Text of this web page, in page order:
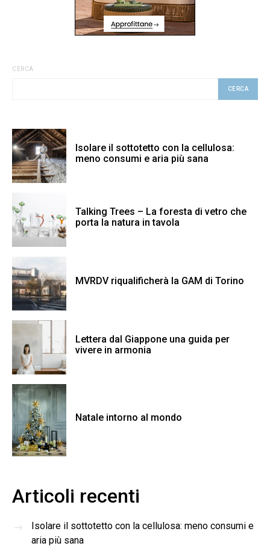
CERCA
CERCA
Isolare il sottotetto con la cellulosa:
meno consumi e aria più sana
Talking Trees – La foresta di vetro che
porta la natura in tavola
MVRDV riqualificherà la GAM di Torino
Lettera dal Giappone una guida per
vivere in armonia
Natale intorno al mondo
Articoli recenti
Isolare il sottotetto con la cellulosa: meno consumi e
aria più sana